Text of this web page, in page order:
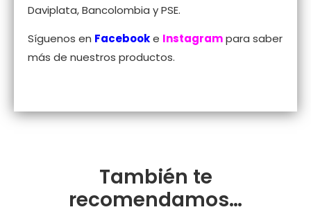
Daviplata, Bancolombia y PSE.
Síguenos en Facebooke Instagrampara saber
más de nuestros productos.
También te
recomendamos…